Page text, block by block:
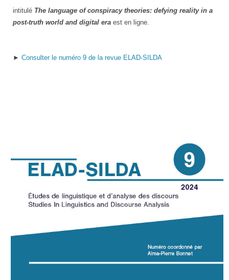
intitulé The language of conspiracy theories: defying reality in a
post-truth world and digital era est en ligne.
► Consulter le numéro 9 de la revue ELAD-SILDA